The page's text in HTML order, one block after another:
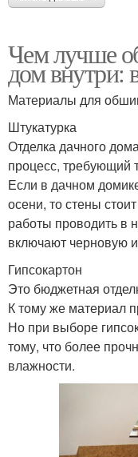
Чем лучше
дом внутри:
Материалы для
Штукатурка
Отделка дачного
процесс, требующий
Если в дачном
осени, то стены
работы проводить в
включают черновую
Гипсокартон
Это бюджетная
К тому же материал
Но при выборе
тому, что более
влажности.